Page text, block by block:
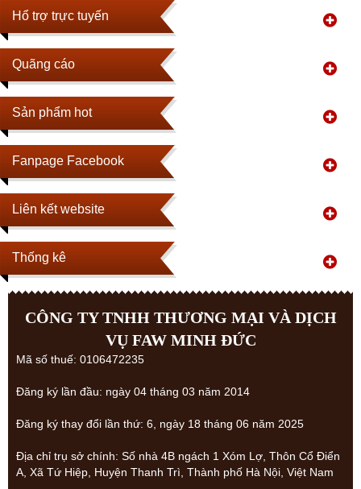
Hổ trợ trực tuyến
Quãng cáo
Sản phẩm hot
Fanpage Facebook
Liên kết website
Thống kê
CÔNG TY TNHH THƯƠNG MẠI VÀ DỊCH
VỤ FAW MINH ĐỨC
Mã số thuế: 0106472235
Đăng ký lần đầu: ngày 04 tháng 03 năm 2014
Đăng ký thay đổi lần thứ: 6, ngày 18 tháng 06 năm 2025
Địa chỉ trụ sở chính: Số nhà 4B ngách 1 Xóm Lợ, Thôn Cổ Điển
A, Xã Tứ Hiệp, Huyện Thanh Trì, Thành phố Hà Nội, Việt Nam